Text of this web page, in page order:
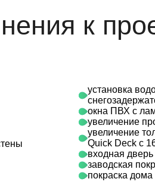
к
установка
окна ПВХ с
увеличение
увеличение
Quick Deck с
входная
заводская
покраска дома